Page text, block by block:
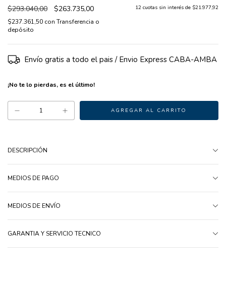
$293.040,00 $263.735,00
$237.361,50 con Transferencia o
depósito
12 cuotas sin interés de $21.977,92
Envío gratis
¡No te lo pierdas, es el último!
DESCRIPCIÓN
MEDIOS DE PAGO
MEDIOS DE ENVÍO
GARANTIA Y SERVICIO TECNICO